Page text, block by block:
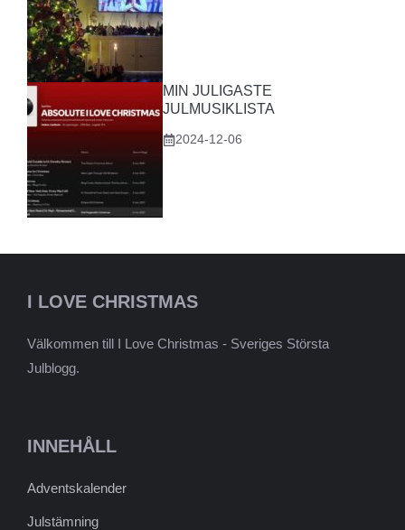
MIN JULIGASTE
JULMUSIKLISTA
2024-12-06
I LOVE CHRISTMAS
Välkommen till I Love Christmas - Sveriges Största
Julblogg.
INNEHÅLL
Adventskalender
Julstämning